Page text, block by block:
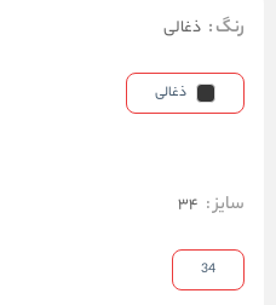
رنگ: ذغالی
ذغالی
سایز:
34
34